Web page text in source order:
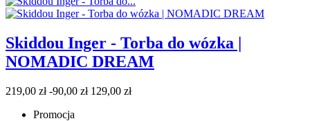
Skiddou Inger - Torba do wózka |
NOMADIC DREAM
219,00 zł -90,00 zł 129,00 zł
Promocja